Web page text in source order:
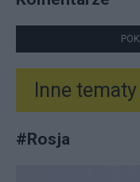
Inne
#Rosja